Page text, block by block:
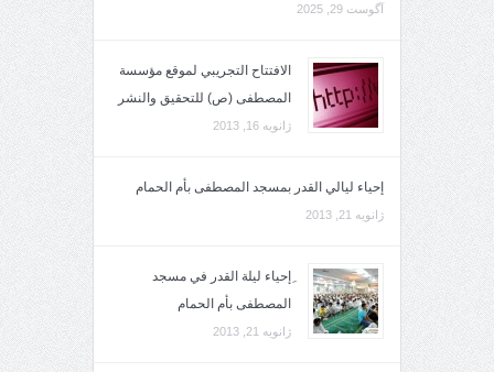
آگوست 29, 2025
الافتتاح التجريبي لموقع مؤسسة
المصطفى (ص) للتحقيق والنشر
ژانویه 16, 2013
إحياء ليالي القدر بمسجد المصطفى بأم الحمام
ژانویه 21, 2013
ِإحياء ليلة القدر في مسجد
المصطفى بأم الحمام
ژانویه 21, 2013